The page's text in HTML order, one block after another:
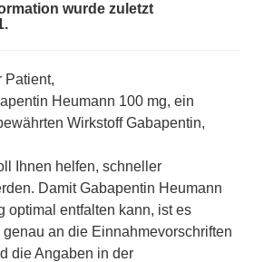
wurde zuletzt
Patient,
Heumann 100 mg, ein
Wirkstoff Gabapentin,
Ihnen helfen, schneller
Damit Gabapentin Heumann
optimal entfalten kann, ist es
an die Einnahmevorschriften
die Angaben in der